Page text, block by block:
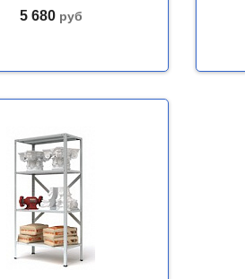
5 680 руб